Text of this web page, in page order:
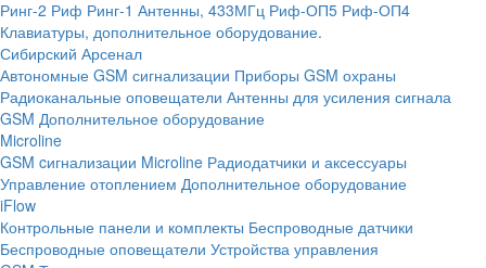
Ринг-2 Риф Ринг-1 Антенны, 433МГц Риф-ОП5 Риф-ОП4
Клавиатуры, дополнительное оборудование.
Сибирский Арсенал
Автономные GSM сигнализации Приборы GSM охраны
Радиоканальные оповещатели Антенны для усиления сигнала
GSM Дополнительное оборудование
Microline
GSM cигнализации Microline Радиодатчики и аксессуары
Управление отоплением Дополнительное оборудование
iFlow
Контрольные панели и комплекты Беспроводные датчики
Беспроводные оповещатели Устройства управления